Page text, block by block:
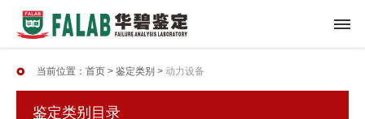
当前位置：首页 >鉴定类别 >动力设备
鉴定类别目录